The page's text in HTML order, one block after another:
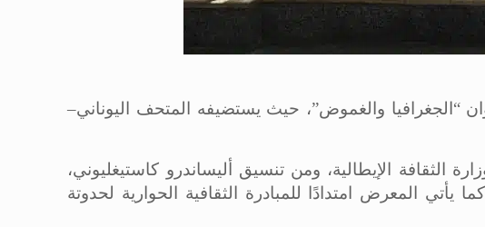
“الجغرافيا والغموض”، حيث يستضيفه المتحف اليوناني–
الثقافة الإيطالية، ومن تنسيق أليساندرو كاستيغليوني،
يأتي المعرض امتدادًا للمبادرة الثقافية الحوارية لحدوتة